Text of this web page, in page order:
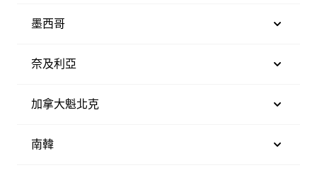
墨西哥
奈及利亞
加拿大魁北克
南韓